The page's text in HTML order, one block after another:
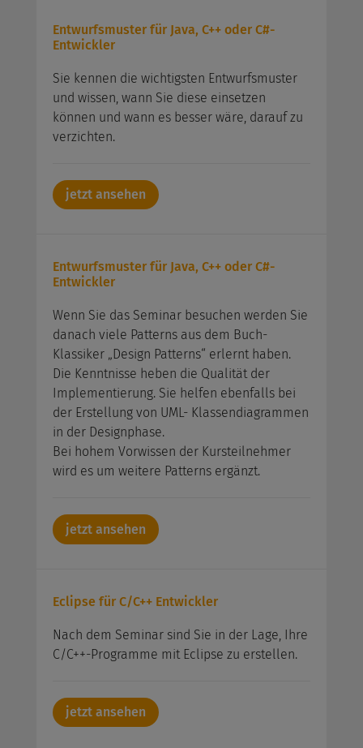
Entwurfsmuster für Java, C++ oder C#-
Entwickler
Sie kennen die wichtigsten Entwurfsmuster
und wissen, wann Sie diese einsetzen
können und wann es besser wäre, darauf zu
verzichten.
jetzt ansehen
Entwurfsmuster für Java, C++ oder C#-
Entwickler
Wenn Sie das Seminar besuchen werden Sie
danach viele Patterns aus dem Buch-
Klassiker „Design Patterns“ erlernt haben.
Die Kenntnisse heben die Qualität der
Implementierung. Sie helfen ebenfalls bei
der Erstellung von UML- Klassendiagrammen
in der Designphase.
Bei hohem Vorwissen der Kursteilnehmer
wird es um weitere Patterns ergänzt.
jetzt ansehen
Eclipse für C/C++ Entwickler
Nach dem Seminar sind Sie in der Lage, Ihre
C/C++-Programme mit Eclipse zu erstellen.
jetzt ansehen